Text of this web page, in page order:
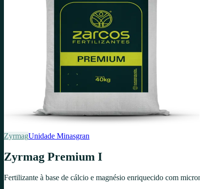
ZyrmagUnidade Minasgran
Zyrmag Premium I
Fertilizante à base de cálcio e magnésio enriquecido com